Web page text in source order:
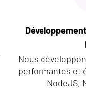
Nous
performantes et
NodeJS,